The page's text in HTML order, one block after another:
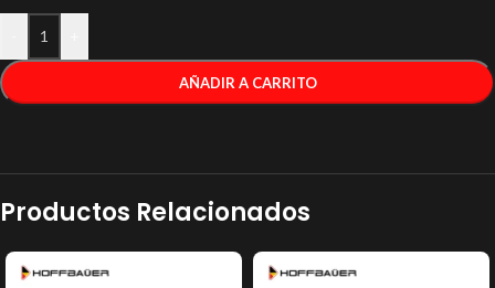
AÑADIR A CARRITO
Productos Relacionados